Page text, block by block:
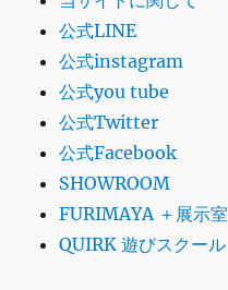
公式LINE
公式instagram
公式you tube
公式Twitter
公式Facebook
SHOWROOM
FURIMAYA ＋展示室
QUIRK 遊びスクール